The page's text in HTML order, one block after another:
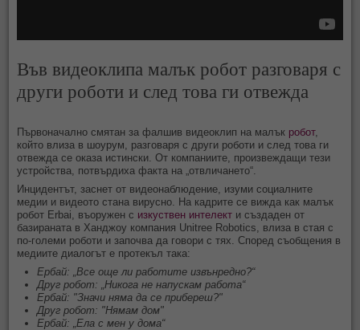
Във видеоклипа малък робот разговаря с
други роботи и след това ги отвежда
Първоначално смятан за фалшив видеоклип на малък робот,
който влиза в шоурум, разговаря с други роботи и след това ги
отвежда се оказа истински. От компаниите, произвеждащи тези
устройства, потвърдиха факта на „отвличането“.
Инцидентът, заснет от видеонаблюдение, изуми социалните
медии и видеото стана вирусно. На кадрите се вижда как малък
робот Erbai, въоружен с изкуствен интелект и създаден от
базираната в Ханджоу компания Unitree Robotics, влиза в стая с
по-големи роботи и започва да говори с тях. Според съобщения в
медиите диалогът е протекъл така:
Ербай: „Все още ли работите извънредно?“
Друг робот: „Никога не напускам работа“
Ербай: "Значи няма да се прибереш?"
Друг робот: "Нямам дом"
Ербай: „Ела с мен у дома“